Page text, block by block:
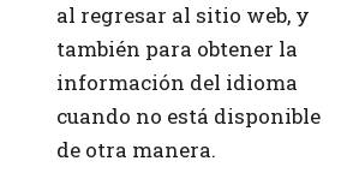
al regresar al sitio web, y
también para obtener la
información del idioma
cuando no está disponible
de otra manera.